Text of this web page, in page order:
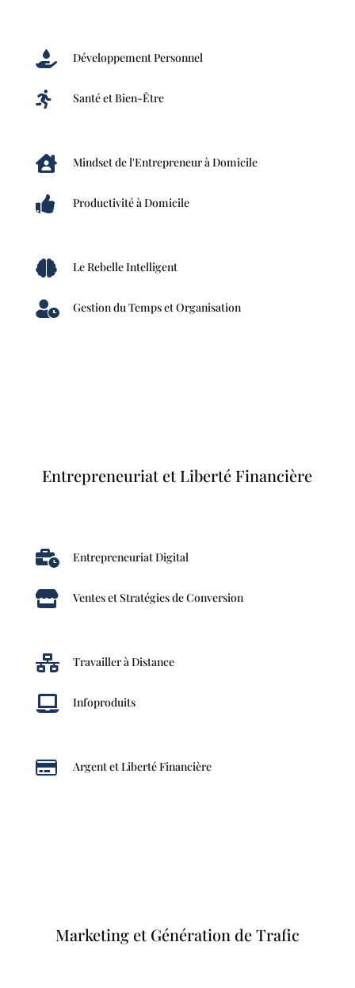
 Développement Personnel
 Santé et Bien-Être
 Mindset de l'Entrepreneur à Domicile
 Productivité à Domicile
 Le Rebelle Intelligent
 Gestion du Temps et Organisation
Entrepreneuriat et Liberté Financière
 Entrepreneuriat Digital
 Ventes et Stratégies de Conversion
 Travailler à Distance
 Infoproduits
 Argent et Liberté Financière
Marketing et Génération de Trafic